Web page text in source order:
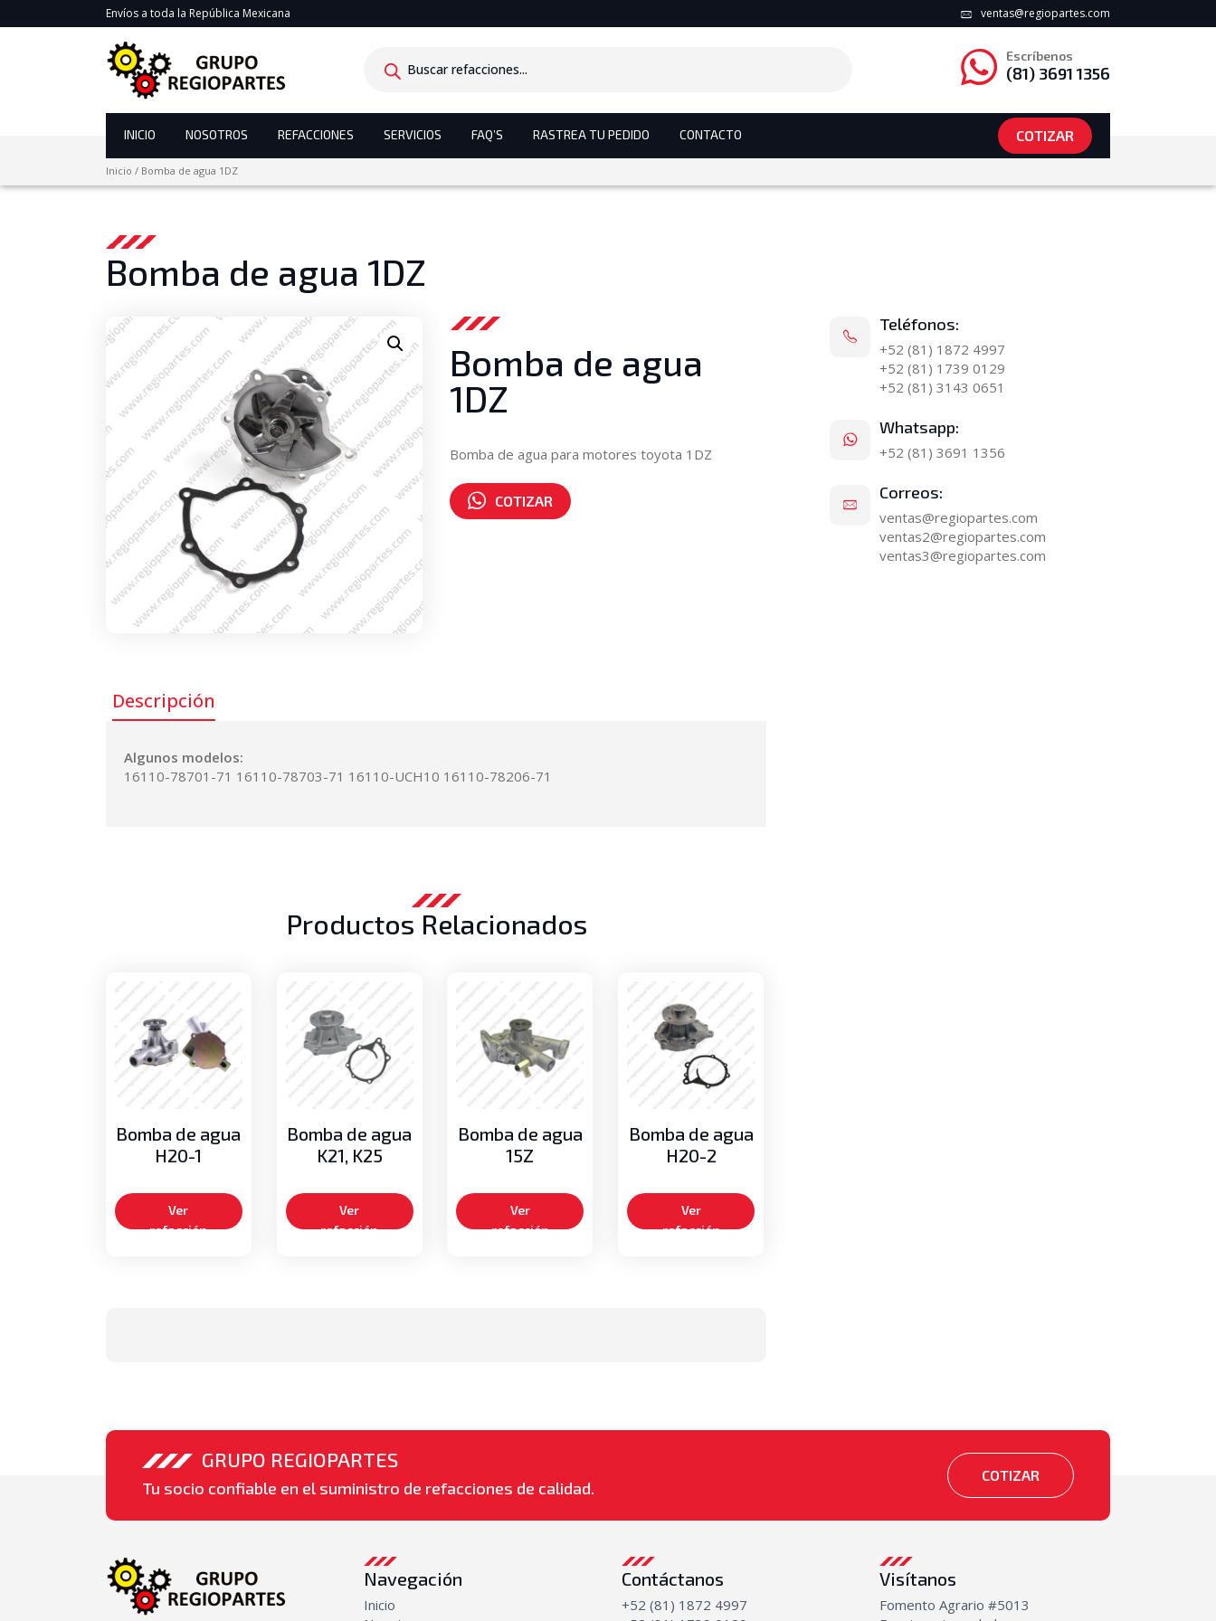
Envíos a toda la República Mexicana ventas@regiopartes.com
search Escríbenos
(81) 3691 1356
INICIO NOSOTROS REFACCIONES SERVICIOS FAQ’S RASTREA TU PEDIDO CONTACTO COTIZAR
Inicio / Bomba de agua 1DZ
Bomba de agua 1DZ
Bomba de agua
1DZ
Bomba de agua para motores toyota 1DZ
COTIZAR
Descripción
Algunos modelos:
16110-78701-71 16110-78703-71 16110-UCH10 16110-78206-71
Productos Relacionados
Bomba de agua
H20-1
Ver
refacción
Bomba de agua
K21, K25
Ver
refacción
Bomba de agua
15Z
Ver
refacción
Bomba de agua
H20-2
Ver
refacción
Teléfonos:
+52 (81) 1872 4997
+52 (81) 1739 0129
+52 (81) 3143 0651
Whatsapp:
+52 (81) 3691 1356
Correos:
ventas@regiopartes.com
ventas2@regiopartes.com
ventas3@regiopartes.com
GRUPO REGIOPARTES
Tu socio confiable en el suministro de refacciones de calidad.
COTIZAR
Navegación
Inicio
Contáctanos
+52 (81) 1872 4997
Visítanos
Fomento Agrario #5013